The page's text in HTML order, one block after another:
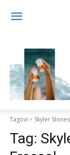
Tagovi Skyler
Tag: